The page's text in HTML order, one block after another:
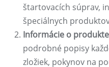
štartovacích súprav,
špeciálnych
Informácie o
podrobné popisy
zložiek, pokynov na